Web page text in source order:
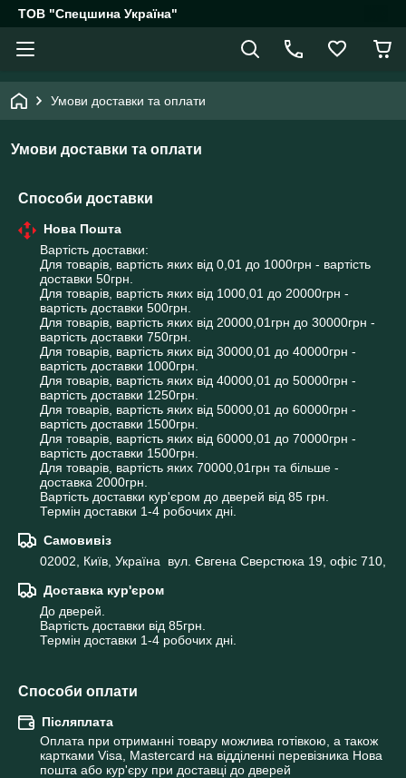
ТОВ "Спецшина Україна"
Умови доставки та оплати
Умови доставки та оплати
Способи доставки
Нова Пошта
Вартість доставки:
Для товарів, вартість яких від 0,01 до 1000грн - вартість
доставки 50грн.
Для товарів, вартість яких від 1000,01 до 20000грн -
вартість доставки 500грн.
Для товарів, вартість яких від 20000,01грн до 30000грн -
вартість доставки 750грн.
Для товарів, вартість яких від 30000,01 до 40000грн -
вартість доставки 1000грн.
Для товарів, вартість яких від 40000,01 до 50000грн -
вартість доставки 1250грн.
Для товарів, вартість яких від 50000,01 до 60000грн -
вартість доставки 1500грн.
Для товарів, вартість яких від 60000,01 до 70000грн -
вартість доставки 1500грн.
Для товарів, вартість яких 70000,01грн та більше -
доставка 2000грн.
Вартість доставки кур'єром до дверей від 85 грн.
Термін доставки 1-4 робочих дні.
Самовивіз
02002, Київ, Україна  вул. Євгена Сверстюка 19, офіс 710,
Доставка кур'єром
До дверей.
Вартість доставки від 85грн.
Термін доставки 1-4 робочих дні.
Способи оплати
Післяплата
Оплата при отриманні товару можлива готівкою, а також
картками Visa, Mastercard на відділенні перевізника Нова
пошта або кур'єру при доставці до дверей